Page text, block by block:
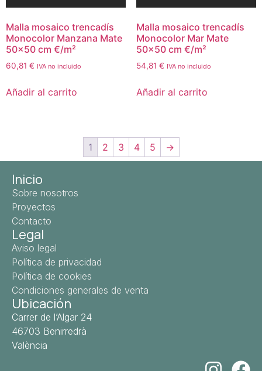
Malla mosaico trencadís
Monocolor Manzana Mate
50×50 cm €/m²
60,81 € IVA no incluido
Añadir al carrito
Malla mosaico trencadís
Monocolor Mar Mate
50×50 cm €/m²
54,81 € IVA no incluido
Añadir al carrito
1 2 3 4 5 →
Inicio
Sobre nosotros
Proyectos
Contacto
Legal
Aviso legal
Política de privacidad
Política de cookies
Condiciones generales de venta
Ubicación
Carrer de l’Algar 24
46703 Benirredrà
València